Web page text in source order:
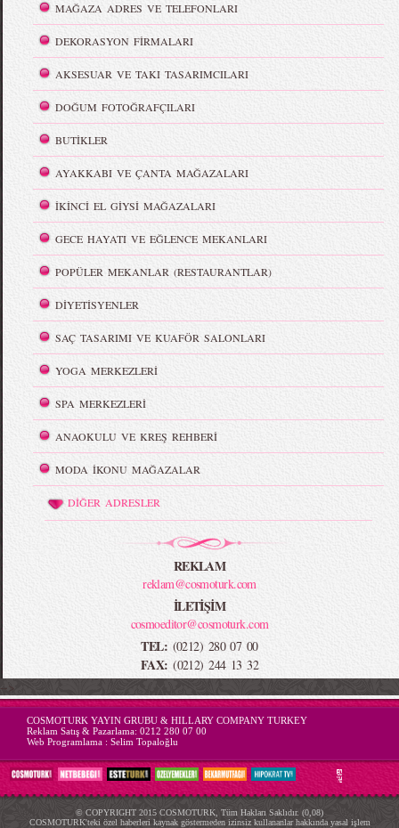
MAĞAZA ADRES VE TELEFONLARI
DEKORASYON FİRMALARI
AKSESUAR VE TAKI TASARIMCILARI
DOĞUM FOTOĞRAFÇILARI
BUTİKLER
AYAKKABI VE ÇANTA MAĞAZALARI
İKİNCİ EL GİYSİ MAĞAZALARI
GECE HAYATI VE EĞLENCE MEKANLARI
POPÜLER MEKANLAR (RESTAURANTLAR)
DİYETİSYENLER
SAÇ TASARIMI VE KUAFÖR SALONLARI
YOGA MERKEZLERİ
SPA MERKEZLERİ
ANAOKULU VE KREŞ REHBERİ
MODA İKONU MAĞAZALAR
DİĞER ADRESLER
REKLAM
reklam@cosmoturk.com
İLETİŞİM
cosmoeditor@cosmoturk.com
TEL: (0212) 280 07 00
FAX: (0212) 244 13 32
-->
COSMOTURK YAYIN GRUBU & HILLARY COMPANY TURKEY
Reklam Satış & Pazarlama: 0212 280 07 00
Web Programlama : Selim Topaloğlu
© COPYRIGHT 2015 COSMOTURK, Tüm Hakları Saklıdır. (0,08)
COSMOTURK'teki özel haberleri kaynak göstermeden izinsiz kullananlar hakkında yasal işlem